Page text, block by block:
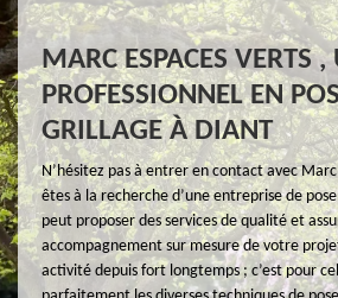
MARC ESPACES VERTS ,
PROFESSIONNEL EN
GRILLAGE À DIANT
N’hésitez pas à entrer en contact avec Marc
êtes à la recherche d’une entreprise de
peut proposer des services de qualité et
accompagnement sur mesure de votre
activité depuis fort longtemps ; c’est pour